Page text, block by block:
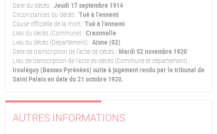
Date du décès : Jeudi 17 septembre 1914
Circonstances du décès : Tué à l'ennemi
Cause officielle de la mort : Tué à l'ennemi
Lieu du décès (Commune) : Craonnelle
Lieu du décès (Département) : Aisne (02)
Date de transcription de l'acte de décès : Mardi 02 novembre 1920
Lieu de transcription de l'acte de décés (Commune et département) :
Irouléguy (Basses Pyrénées) suite à jugement rendu par le tribunal de
Saint Palais en date du 21 octobre 1920.
AUTRES INFORMATIONS